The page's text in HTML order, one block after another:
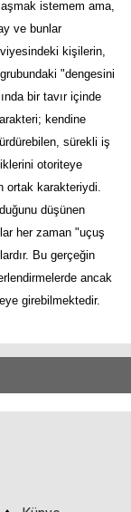
istemem ama,
ve bunlar
kişilerin,
"dengesini
bir tavır içinde
kendine
sürekli iş
otoriteye
ortak karakteriydi.
düşünen
her zaman "uçuş
Bu gerçeğin
ancak
girebilmektedir.